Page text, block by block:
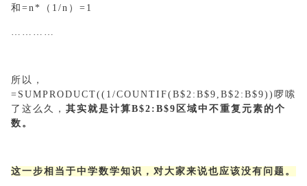
和=n*（1/n）=1
…………
所以，
=SUMPRODUCT((1/COUNTIF(B$2:B$9,B$2:B$9))啰嗦
了这么久， 其实就是计算B$2:B$9区域中不重复元素的个
数。
这一步相当于中学数学知识，对大家来说也应该没有问题。